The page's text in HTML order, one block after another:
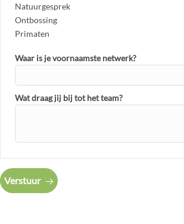
Natuurgesprek
Ontbossing
Primaten
Waar is je voornaamste netwerk?
Wat draag jij bij tot het team?
Verstuur